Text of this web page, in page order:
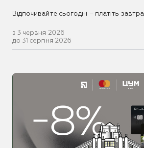
Відпочивайте сьогодні – платіть завтра
з 3 червня 2026
до 31 серпня 2026